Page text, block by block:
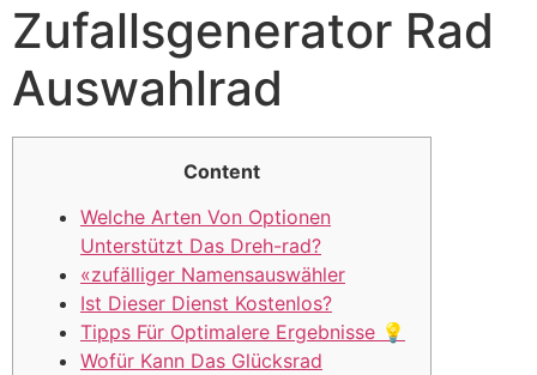
Zufallsgenerator Rad
Auswahlrad
Content
Welche Arten Von Optionen
Unterstützt Das Dreh-rad?
«zufälliger Namensauswähler
Ist Dieser Dienst Kostenlos?
Tipps Für Optimalere Ergebnisse 💡
Wofür Kann Das Glücksrad